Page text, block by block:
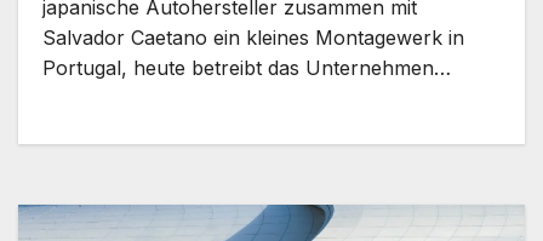
japanische Autohersteller zusammen mit
Salvador Caetano ein kleines Montagewerk in
Portugal, heute betreibt das Unternehmen…